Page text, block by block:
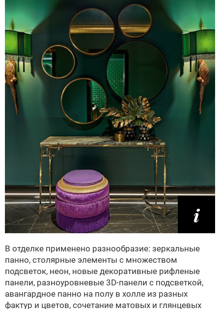
В отделке применено разнообразие: зеркальные
панно, столярные элементы с множеством
подсветок, неон, новые декоративные рифленые
панели, разноуровневые 3D-панели с подсветкой,
авангардное панно на полу в холле из разных
фактур и цветов, сочетание матовых и глянцевых